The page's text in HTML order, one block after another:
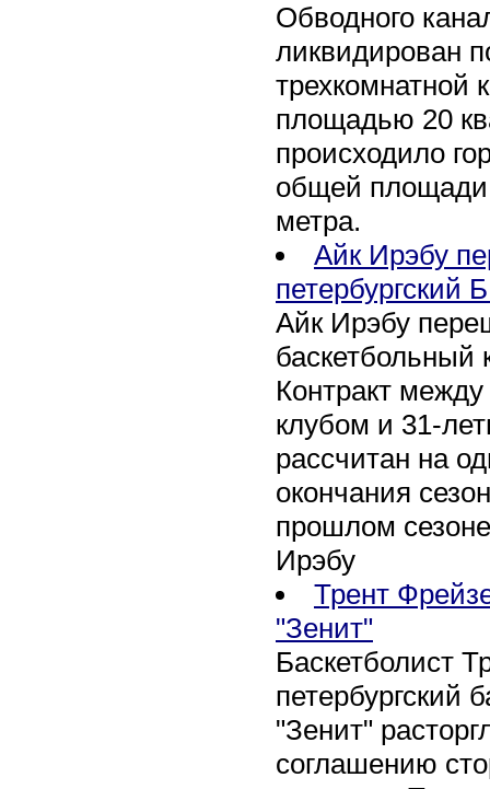
Обводного
ликвидирован
трехкомнатной
площадью 20
происходило
общей площади
метра.
Айк Ирэбу
петербургский
Айк Ирэбу
баскетбольный
Контракт между
клубом и 31-
рассчитан на
окончания
прошлом
Ирэбу
Трент
"Зенит"
Баскетболист
петербургский
"Зенит"
соглашению